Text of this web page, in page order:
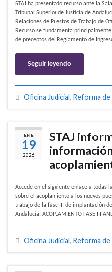
STAJ ha presentado recurso ante la
Tribunal Superior de Justicia de
Relaciones de Puestos de Trabajo de
Recurso se fundamenta
de preceptos del Reglamento de
Seguir leyendo
Oficina Judicial, Reforma de
ENE
19
2026
STAJ
Accede en el siguiente enlace a todas
sobre el acoplamiento a los nuevos
trabajo de la fase III de implantación
Andalucía. ACOPLAMIENTO FASE III
Oficina Judicial, Reforma de